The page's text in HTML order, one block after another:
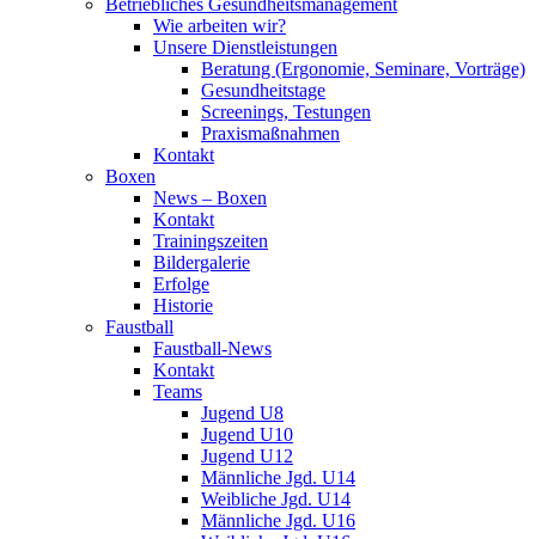
Wie arbeiten wir?
Unsere Dienstleistungen
Beratung (Ergonomie, Seminare, Vorträge)
Gesundheitstage
Screenings, Testungen
Praxismaßnahmen
Kontakt
Boxen
News – Boxen
Kontakt
Trainingszeiten
Bildergalerie
Erfolge
Historie
Faustball
Faustball-News
Kontakt
Teams
Jugend U8
Jugend U10
Jugend U12
Männliche Jgd. U14
Weibliche Jgd. U14
Männliche Jgd. U16